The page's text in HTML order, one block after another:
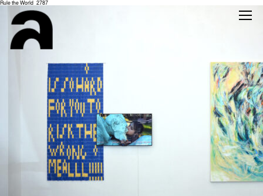
Rule the World_2787